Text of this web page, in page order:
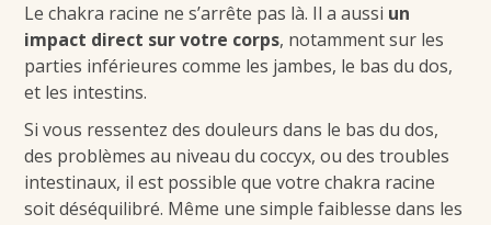
Le chakra racine ne s’arrête pas là. Il a aussi un
impact direct sur votre corps, notamment sur les
parties inférieures comme les jambes, le bas du dos,
et les intestins.
Si vous ressentez des douleurs dans le bas du dos,
des problèmes au niveau du coccyx, ou des troubles
intestinaux, il est possible que votre chakra racine
soit déséquilibré. Même une simple faiblesse dans les